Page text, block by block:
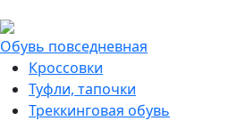
Обувь повседневная
Кроссовки
Туфли, тапочки
Треккинговая обувь